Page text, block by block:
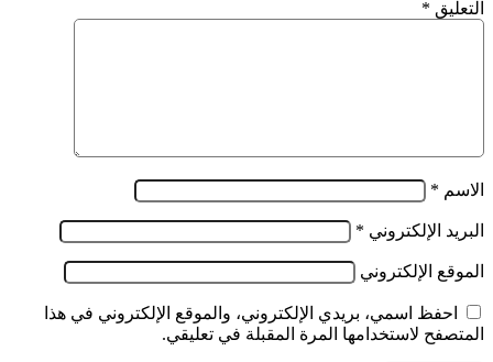
التعليق *
الاسم *
البريد الإلكتروني *
الموقع الإلكتروني
احفظ اسمي، بريدي الإلكتروني، والموقع الإلكتروني في هذا
المتصفح لاستخدامها المرة المقبلة في تعليقي.